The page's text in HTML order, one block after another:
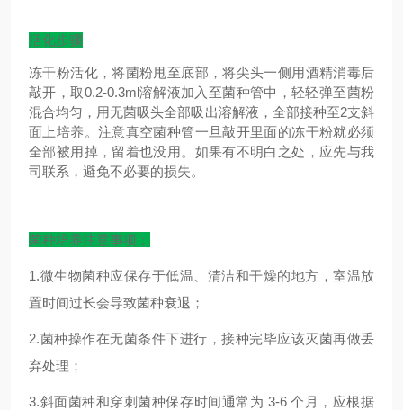
活化步骤
冻干粉活化，将菌粉甩至底部，将尖头一侧用酒精消毒后
敲开，取0.2-0.3ml溶解液加入至菌种管中，轻轻弹至菌粉
混合均匀，用无菌吸头全部吸出溶解液，全部接种至2支斜
面上培养。注意真空菌种管一旦敲开里面的冻干粉就必须
全部被用掉，留着也没用。如果有不明白之处，应先与我
司联系，避免不必要的损失。
菌种培养注意事项：
1.微生物菌种应保存于低温、清洁和干燥的地方，室温放
置时间过长会导致菌种衰退；
2.菌种操作在无菌条件下进行，接种完毕应该灭菌再做丢
弃处理；
3.斜面菌种和穿刺菌种保存时间通常为 3-6 个月，应根据